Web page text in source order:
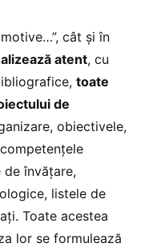
cât și în
atent, cu
toate
de
obiectivele,
învățare,
listele de
Toate acestea
lor se formulează